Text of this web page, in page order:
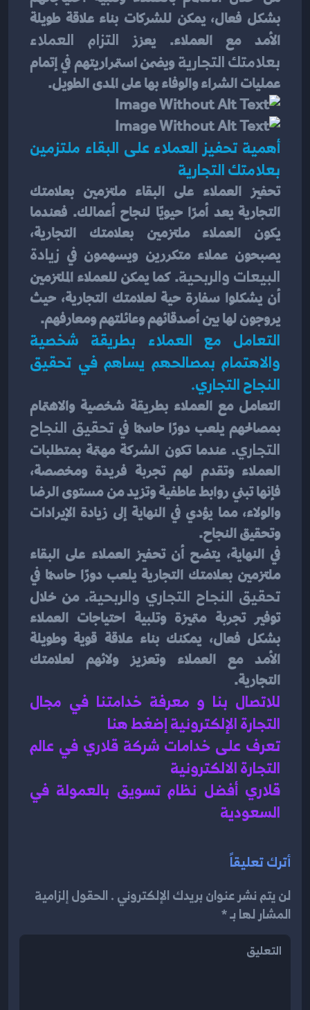
الأمد مع العملاء. يعزز
بعلامتك التجارية
عمليات الشراء والوفاء بها على المدى الطويل.
بعلامتك التجارية
يصبحون عملاء متكررين ويسهمون في
البيعات والربحية
يروجون لها بين أصدقائهم وعائلتهم ومعارفهم.
النجاح التجاري.
بمصالحهم يلعب دورًا حاسمًا في
التجاري
وتحقيق النجاح.
ملتزمين بعلامتك التجارية يلعب دورًا حاسمًا في
تحقيق النجاح التجاري والربحية
التجارية.
التجارة الإلكترونية إضغط هنا
التجارة الالكترونية
السعودية
أترك تعليقاً
لن يتم نشر عنوان بريدك الإلكتروني . الحقول إلزامية
المشار لها بـ *